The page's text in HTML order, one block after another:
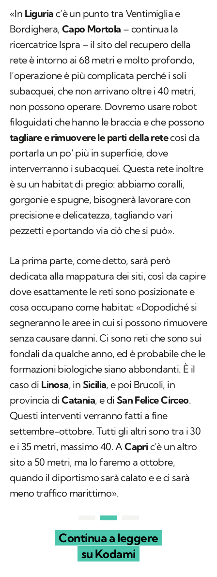
«In Liguria c’è un punto tra Ventimiglia e
Bordighera, Capo Mortola – continua la
ricercatrice Ispra – il sito del recupero della
rete è intorno ai 68 metri e molto profondo,
l’operazione è più complicata perché i soli
subacquei, che non arrivano oltre i 40 metri,
non possono operare. Dovremo usare robot
filoguidati che hanno le braccia e che possono
tagliare e rimuovere le parti della retecosì da
portarla un po’ più in superficie, dove
interverranno i subacquei. Questa rete inoltre
è su un habitat di pregio: abbiamo coralli,
gorgonie e spugne, bisognerà lavorare con
precisione e delicatezza, tagliando vari
pezzetti e portando via ciò che si può».
La prima parte, come detto, sarà però
dedicata alla mappatura dei siti, così da capire
dove esattamente le reti sono posizionate e
cosa occupano come habitat: «Dopodiché si
segneranno le aree in cui si possono rimuovere
senza causare danni. Ci sono reti che sono sui
fondali da qualche anno, ed è probabile che le
formazioni biologiche siano abbondanti. È il
caso di Linosa, in Sicilia, e poi Brucoli, in
provincia diCatania, e di San Felice Circeo.
Questi interventi verranno fatti a fine
settembre-ottobre. Tutti gli altri sono tra i 30
e i 35 metri, massimo 40. ACapri c’è un altro
sito a 50 metri, ma lo faremo a ottobre,
quando il diportismo sarà calato e e ci sarà
meno traffico marittimo».
Continua a leggere
su Kodami